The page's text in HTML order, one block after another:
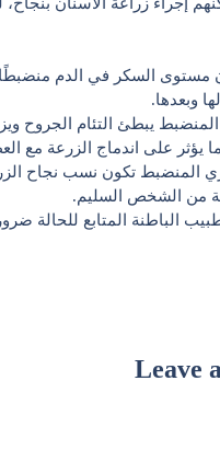
مستوى السكر في الدم منضبطًا
وبعدها.
يبطئ التئام الجروح
مما يؤثر على اندماج الزرعة مع
المنضبط تكون نسب نجاح
من الشخص السليم.
الباطنة المتابع للحالة
Leave